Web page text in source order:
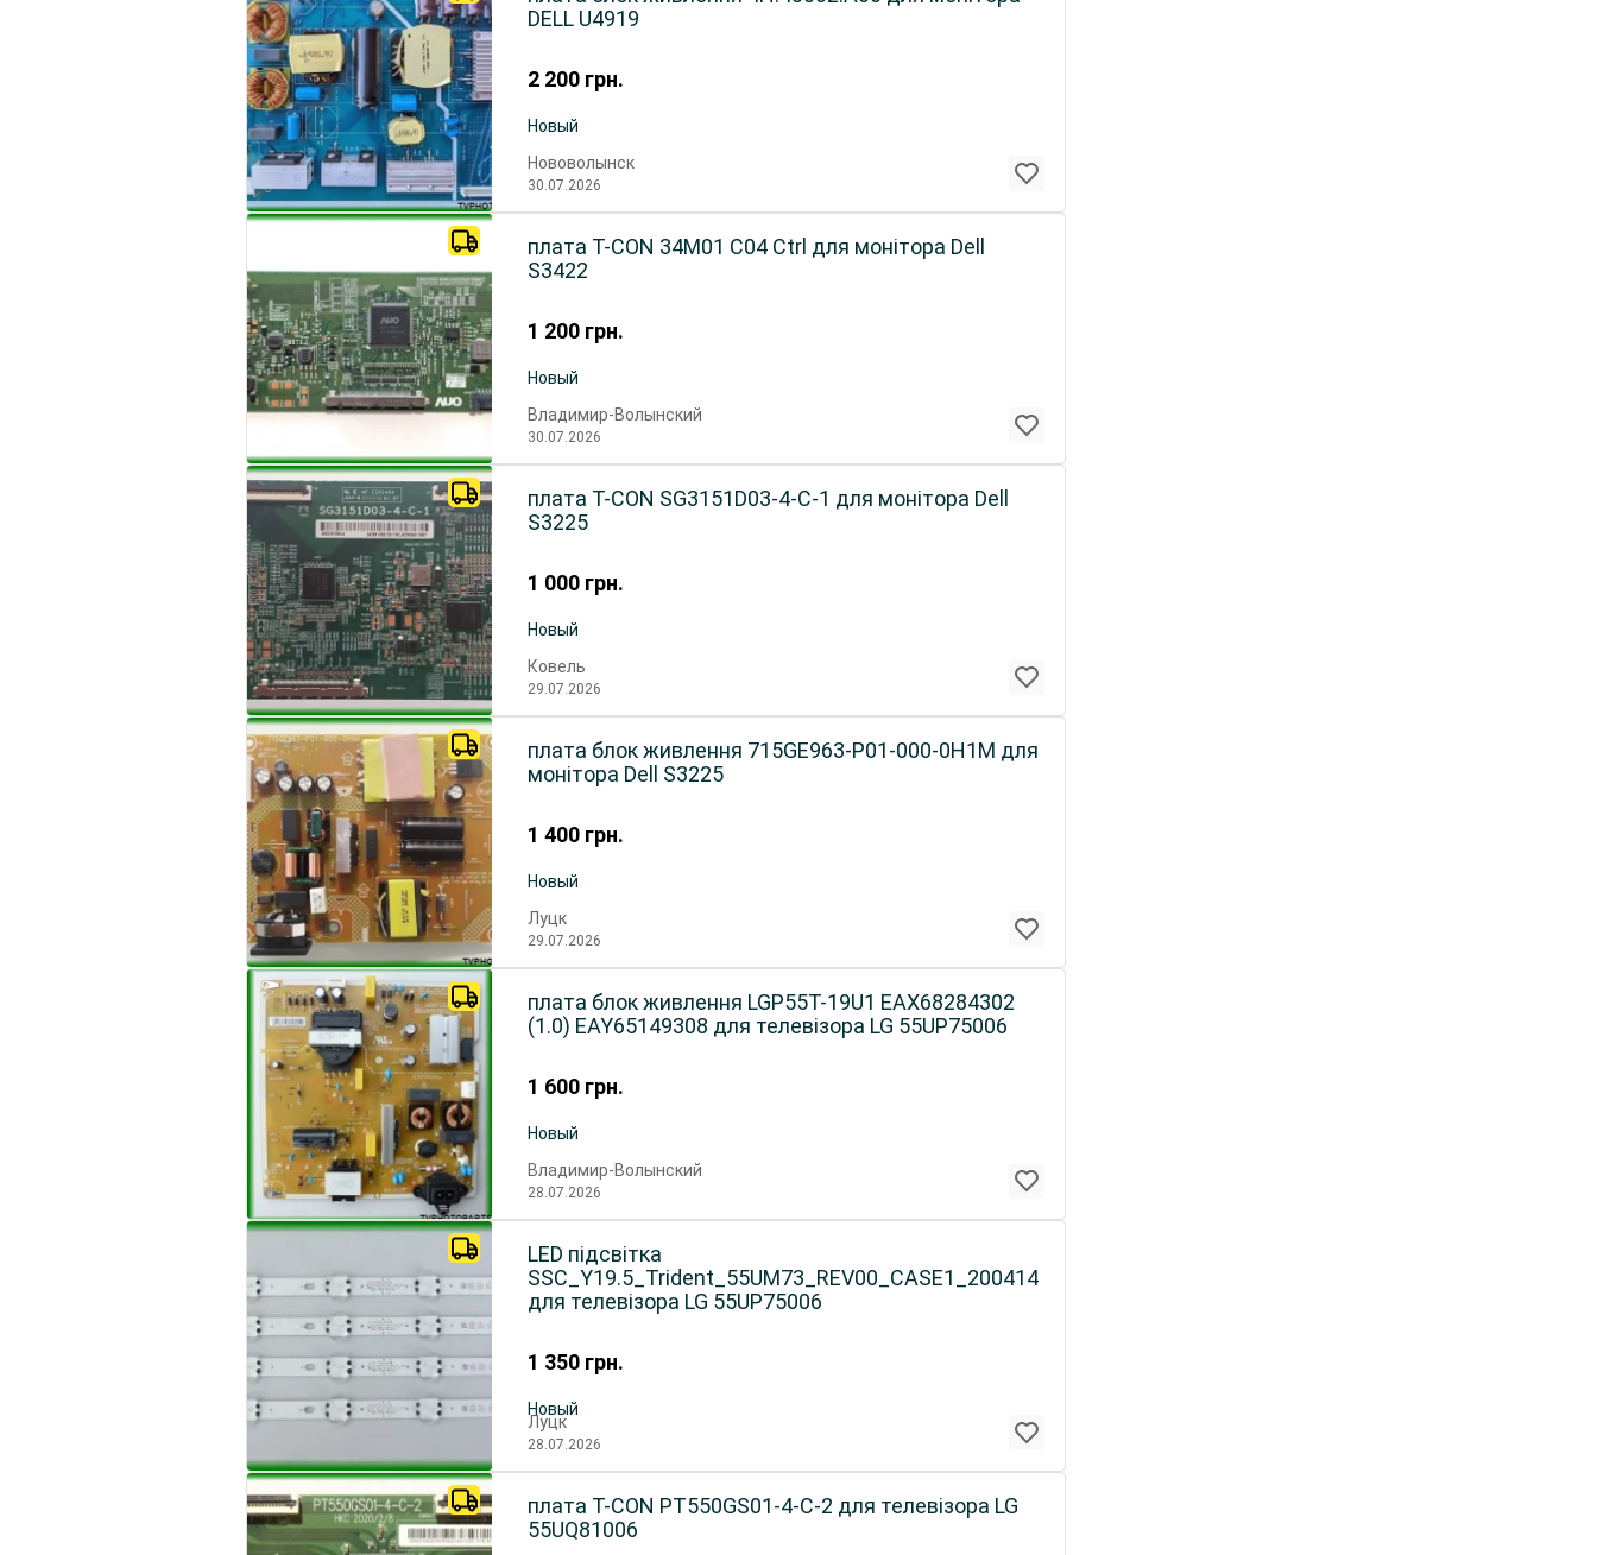
2 200 грн.
DELL U4919
Новый
Нововолынск
30.07.2026
1 200 грн.
плата T-CON 34M01 C04 Ctrl для монітора Dell
S3422
Новый
Владимир-Волынский
30.07.2026
1 000 грн.
плата T-CON SG3151D03-4-C-1 для монітора Dell
S3225
Новый
Ковель
29.07.2026
1 400 грн.
плата блок живлення 715GE963-P01-000-0H1M для
монітора Dell S3225
Новый
Луцк
29.07.2026
1 600 грн.
плата блок живлення LGP55T-19U1 EAX68284302
(1.0) EAY65149308 для телевізора LG 55UP75006
Новый
Владимир-Волынский
28.07.2026
1 350 грн.
LED підсвітка
SSC_Y19.5_Trident_55UM73_REV00_CASE1_200414
для телевізора LG 55UP75006
Новый
Луцк
28.07.2026
плата T-CON PT550GS01-4-C-2 для телевізора LG
55UQ81006